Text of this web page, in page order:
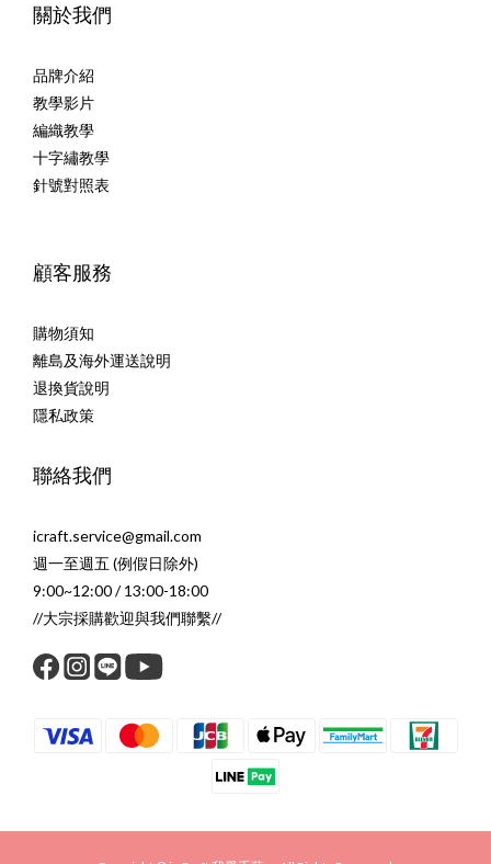
關於我們
品牌介紹
教學影片
編織教學
十字繡教學
針號對照表
顧客服務
購物須知
離島及海外運送說明
退換貨說明
隱私政策
聯絡我們
icraft.service@gmail.com
週一至週五 (例假日除外)
9:00~12:00 / 13:00-18:00
//大宗採購歡迎與我們聯繫//